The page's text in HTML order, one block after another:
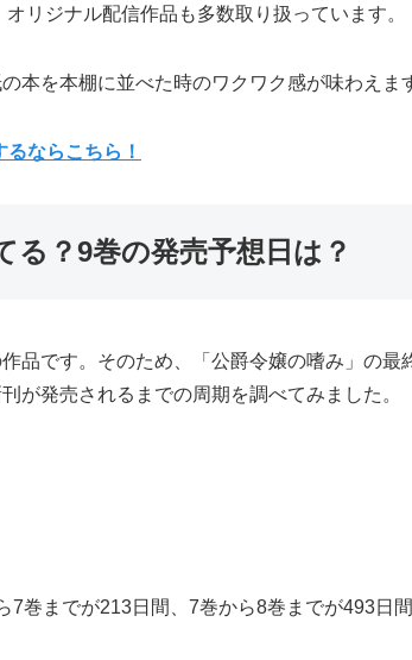
リジナル配信作品も多数取り扱っています。
本を本棚に並べた時のワクワク感が味わえま
ならこちら！
る？9巻の発売予想日は？
品です。そのため、「公爵令嬢の嗜み」の
が発売されるまでの周期を調べてみました。
巻までが213日間、7巻から8巻までが493日間